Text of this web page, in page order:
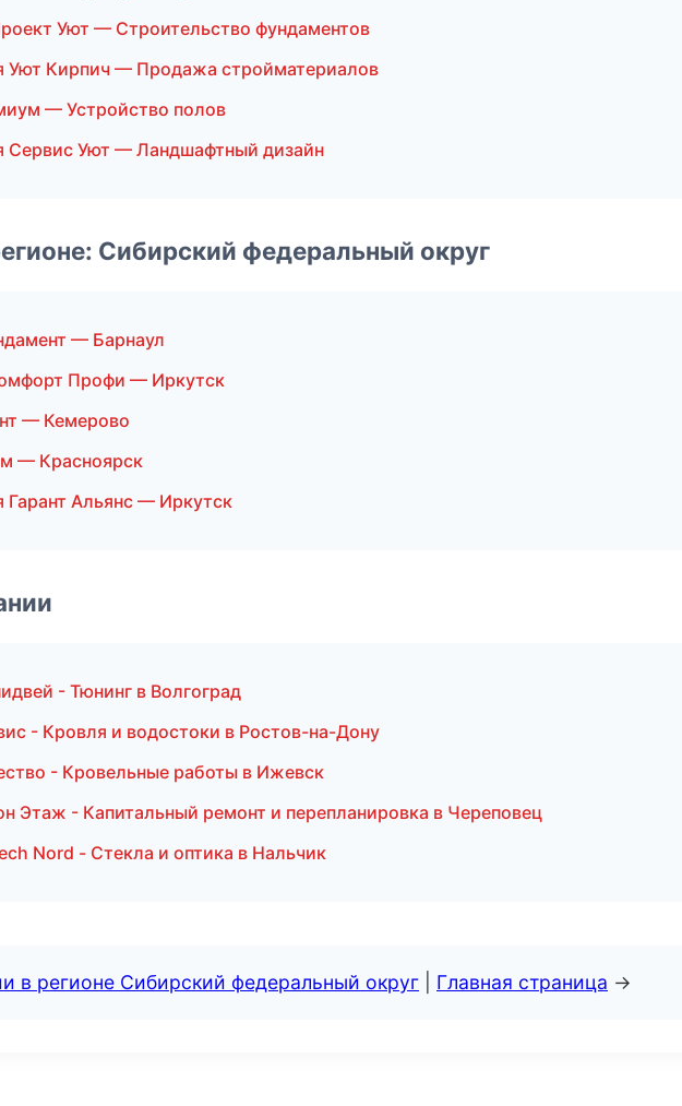
Уют — Строительство фундаментов
Уют Кирпич — Продажа стройматериалов
— Устройство полов
Сервис Уют — Ландшафтный дизайн
Сибирский федеральный округ
— Барнаул
Профи — Иркутск
— Кемерово
— Красноярск
Гарант Альянс — Иркутск
- Тюнинг в Волгоград
- Кровля и водостоки в Ростов-на-Дону
- Кровельные работы в Ижевск
Этаж - Капитальный ремонт и перепланировка в Череповец
Nord - Стекла и оптика в Нальчик
в регионе Сибирский федеральный округ Главная страница →